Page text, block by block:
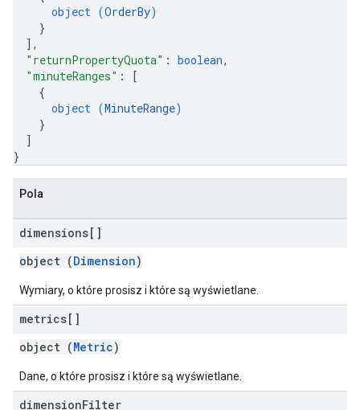
object (OrderBy)
}
] ,
"returnPropertyQuota" : boolean,
"minuteRanges" :
[
{
object (MinuteRange)
}
]
}
Pola
dimensions[]
object (Dimension)
Wymiary, o które prosisz i które są wyświetlane.
metrics[]
object (Metric)
Dane, o które prosisz i które są wyświetlane.
dimensionFilter